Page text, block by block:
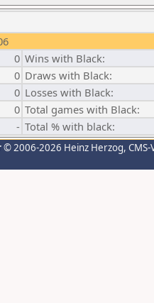
0 Wins with Black:
0 Draws with Black:
0 Losses with Black:
0 Total games with Black:
- Total % with black:
© 2006-2026 Heinz Herzog,